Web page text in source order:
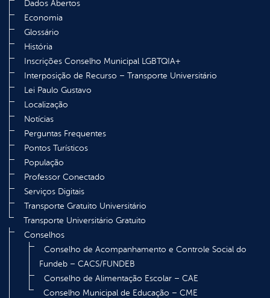
Dados Abertos
Economia
Glossário
História
Inscrições Conselho Municipal LGBTQIA+
Interposição de Recurso – Transporte Universitário
Lei Paulo Gustavo
Localização
Notícias
Perguntas Frequentes
Pontos Turísticos
População
Professor Conectado
Serviços Digitais
Transporte Gratuito Universitário
Transporte Universitário Gratuito
Conselhos
Conselho de Acompanhamento e Controle Social do
Fundeb – CACS/FUNDEB
Conselho de Alimentação Escolar – CAE
Conselho Municipal de Educação – CME